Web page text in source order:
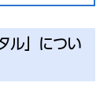
ル」につい